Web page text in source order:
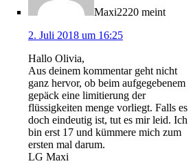
Maxi2220 meint
2. Juli 2018 um 16:25
Hallo Olivia,
Aus deinem kommentar geht nicht
ganz hervor, ob beim aufgegebenem
gepäck eine limitierung der
flüssigkeiten menge vorliegt. Falls es
doch eindeutig ist, tut es mir leid. Ich
bin erst 17 und kümmere mich zum
ersten mal darum.
LG Maxi